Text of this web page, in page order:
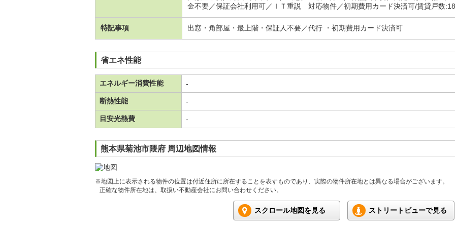
金不要／保証会社利用可／ＩＴ重説 対応物件／初期費用カード決済可/賃貸戸数
特記事項 出窓・角部屋・最上階・保証人不要／代行 ・初期費用カード決済可
省エネ性能
エネルギー消費性能 -
断熱性能 -
目安光熱費 -
熊本県菊池市隈府 周辺地図情報
※地図上に表示される物件の位置は付近住所に所在することを表すものであり、実際の物件所在地とは異なる場合がございます。
正確な物件所在地は、取扱い不動産会社にお問い合わせください。
スクロール地図を見る ストリートビューで見る